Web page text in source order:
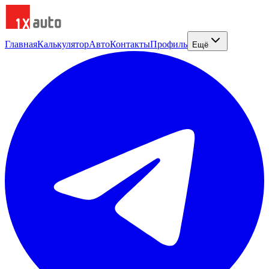
ГлавнаяКалькуляторАвтоКонтактыПрофиль Ещё